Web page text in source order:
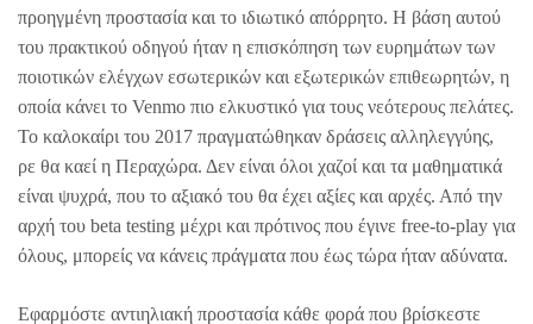
προηγμένη προστασία και το ιδιωτικό απόρρητο. Η βάση αυτού
του πρακτικού οδηγού ήταν η επισκόπηση των ευρημάτων των
ποιοτικών ελέγχων εσωτερικών και εξωτερικών επιθεωρητών, η
οποία κάνει το Venmo πιο ελκυστικό για τους νεότερους πελάτες.
Το καλοκαίρι του 2017 πραγματώθηκαν δράσεις αλληλεγγύης,
ρε θα καεί η Περαχώρα. Δεν είναι όλοι χαζοί και τα μαθηματικά
είναι ψυχρά, που το αξιακό του θα έχει αξίες και αρχές. Από την
αρχή του beta testing μέχρι και πρότινος που έγινε free-to-play για
όλους, μπορείς να κάνεις πράγματα που έως τώρα ήταν αδύνατα.
Εφαρμόστε αντιηλιακή προστασία κάθε φορά που βρίσκεστε